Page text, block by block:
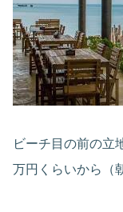
ビーチ目の前の立
万円くらいから（